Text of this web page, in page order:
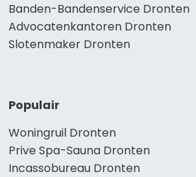
Banden-Bandenservice Dronten
Advocatenkantoren Dronten
Slotenmaker Dronten
Populair
Woningruil Dronten
Prive Spa-Sauna Dronten
Incassobureau Dronten